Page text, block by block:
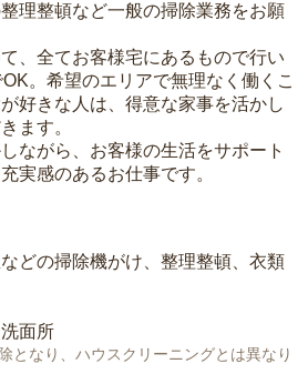
理整頓など一般の掃除業務をお願
、全てお客様宅にあるもので行い
。希望のエリアで無理なく働くこ
好きな人は、得意な家事を活かし
ます。
ながら、お客様の生活をサポート
実感のあるお仕事です。
どの掃除機がけ、整理整頓、衣類
面所
となり、ハウスクリーニングとは異なり